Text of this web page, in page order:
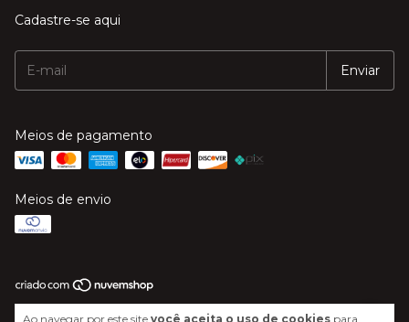
Ao navegar por este site você aceita o uso de cookies para
Cadastre-se aqui
Meios de pagamento
Meios de envio
Copyright Mega Música - 20606244000120 - 2026. Todos os direitos